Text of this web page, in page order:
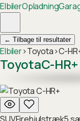
ElbilerOpladning
← Tilbage til resultater
Elbiler›Toyota›C-
ToyotaC-